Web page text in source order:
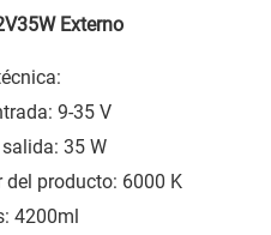
Externo
9-35 V
35 W
del producto: 6000 K
4200ml